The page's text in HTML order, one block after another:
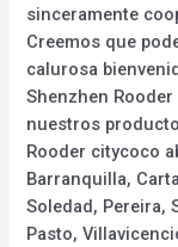
sinceramente
Creemos que
calurosa
Shenzhen
nuestros
Rooder citycoco
Barranquilla,
Soledad, Pereira,
Pasto,